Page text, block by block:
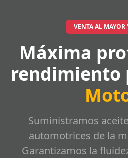
VENTA AL MAYOR
Máxima
rendimiento
Suministramos
automotrices de la
Garantizamos la